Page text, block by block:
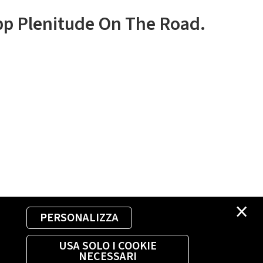
×
PERSONALIZZA
USA SOLO I COOKIE
NECESSARI
Plenitude On The Road.